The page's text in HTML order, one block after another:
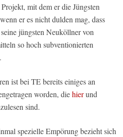
mit dem er die Jüngsten
er es nicht dulden mag, dass
jüngsten Neuköllner von
so hoch subventionierten
ist bei TE bereits einiges an
worden, diehierund
sind.
spezielle Empörung bezieht sich